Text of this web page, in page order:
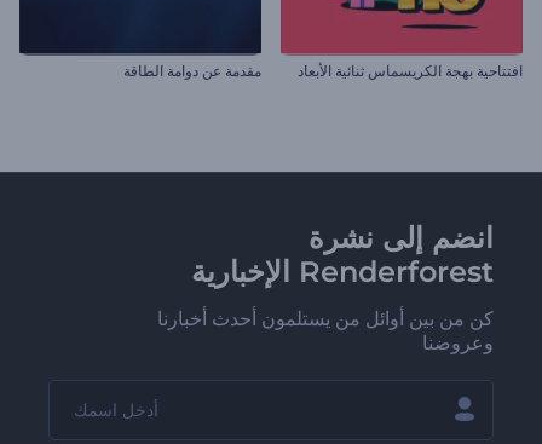
افتتاحية بهجة الكريسماس ثنائية الأبعاد مقدمة عن دوامة الطاقة
انضم إلى نشرة
Renderforest الإخبارية
كن من بين أوائل من يستلمون أحدث أخبارنا
وعروضنا